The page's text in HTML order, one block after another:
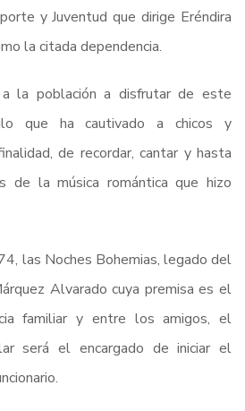
y Juventud que dirige Eréndira
la citada dependencia.
la población a disfrutar de este
que ha cautivado a chicos y
de recordar, cantar y hasta
de la música romántica que hizo
las Noches Bohemias, legado del
Alvarado cuya premisa es el
familiar y entre los amigos, el
será el encargado de iniciar el